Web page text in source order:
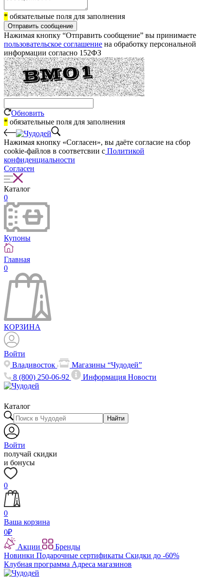
* обязательные поля для заполнения
Отправить сообщение
Нажимая кнопку “Отправить сообщение” вы принимаете
пользовательское соглашение на обработку персональной
информации согласно 152ФЗ
Обновить
* обязательные поля для заполнения
Нажимая кнопку «Согласен», вы даёте cогласие на сбор
cookie-файлов в соответсвии с Политикой
конфиденциальности
Согласен
Каталог
0
Купоны
Главная
0
КОРЗИНА
Войти
Владивосток
Магазины “Чудодей”
8 (800) 250-06-92
ИнформацияНовости
Каталог
Найти
Войти
получай скидки
и бонусы
0
0
Ваша корзина
0₽
Акции
Бренды
Новинки Подарочные сертификаты Скидки до -60%
Клубная программа Адреса магазинов